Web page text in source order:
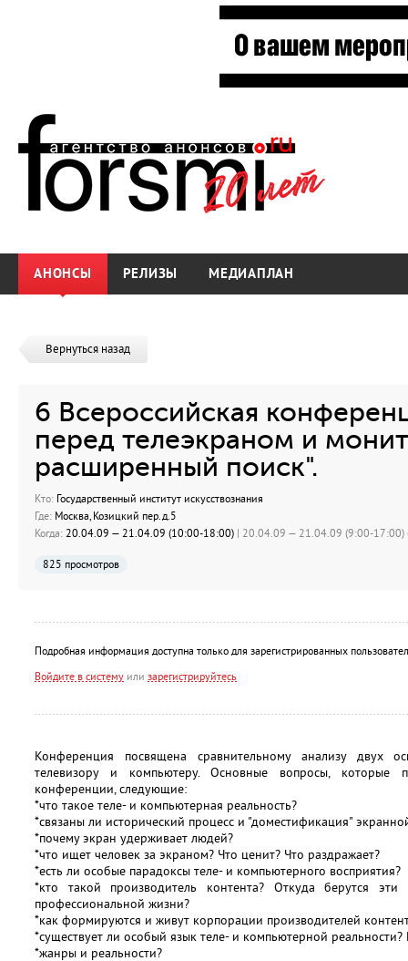
АНОНСЫ РЕЛИЗЫ МЕДИАПЛАН
Вернуться назад
6 Всероссийская
перед телеэкраном и
расширенный поиск".
Кто: Государственный институт искусствознания
Где: Москва, Козицкий пер.д.5
Когда: 20.04.09 — 21.04.09 (10:00-18:00) | 20.04.09 — 21.04.09 (9:00-17:00)
825 просмотров
Подробная информация доступна только для зарегистрированных
Войдите в систему или зарегистрируйтесь
Конференция посвящена сравнительному анализу двух
телевизору и компьютеру. Основные вопросы, которые
конференции, следующие:
*что такое теле- и компьютерная реальность?
*связаны ли исторический процесс и "доместификация"
*почему экран удерживает людей?
*что ищет человек за экраном? Что ценит? Что раздражает?
*есть ли особые парадоксы теле- и компьютерного восприятия?
*кто такой производитель контента? Откуда берутся
профессиональной жизни?
*как формируются и живут корпорации производителей
*существует ли особый язык теле- и компьютерной реальности?
*жанры и реальности?